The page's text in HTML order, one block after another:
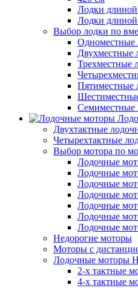
Лодки
Лодки
Выбор лодки по
Одноместные
Двухместные
Трехместные
Пятиместные
Семиместные
Двухтактные
Четырехтактные
Выбор мотора по
Лодочные
Лодочные
Лодочные
Лодочные
Лодочные
Лодочные
Лодочные
Недорогие моторы
Моторы с
Лодочные моторы
2-х тактные
4-х тактные